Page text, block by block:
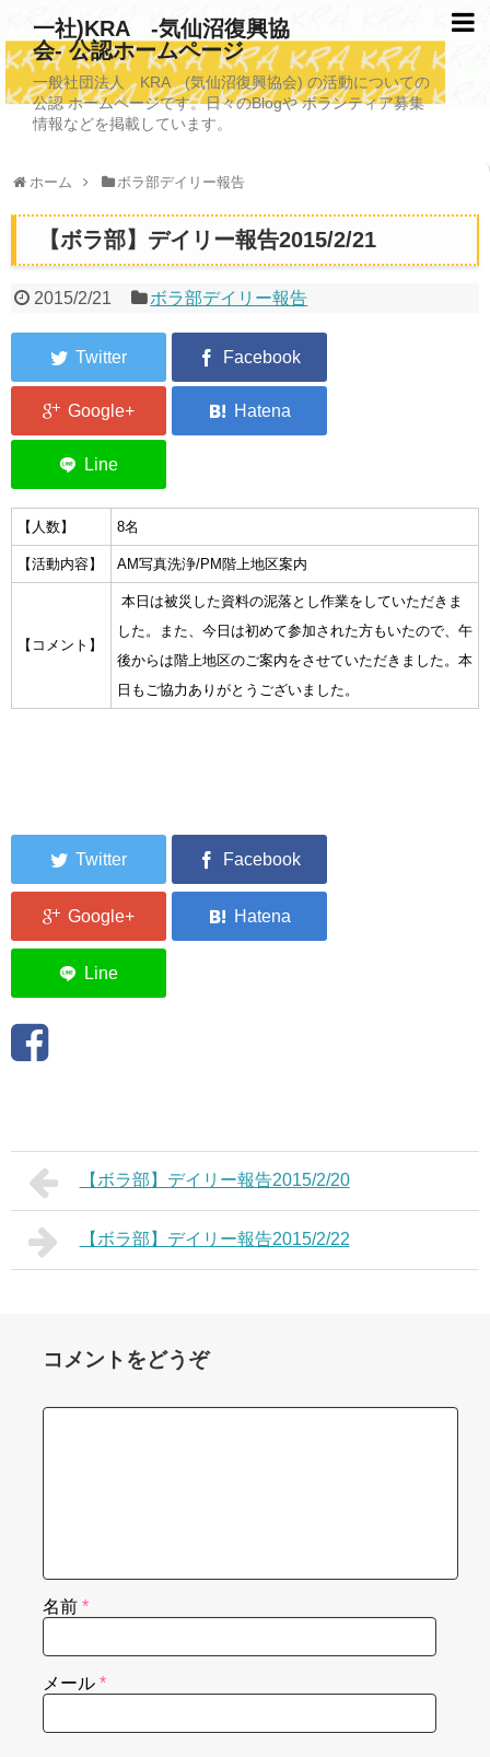
一社)KRA -気仙沼復興協
会- 公認ホームページ
一般社団法人 KRA (気仙沼復興協会) の活動についての
公認 ホームページです。日々のBlogや ボランティア募集
情報などを掲載しています。
ホーム ボラ部デイリー報告
【ボラ部】デイリー報告2015/2/21
2015/2/21 ボラ部デイリー報告
【人数】 8名
【活動内容】 AM写真洗浄/PM階上地区案内
【コメント】
本日は被災した資料の泥落とし作業をしていただきま
した。また、今日は初めて参加された方もいたので、午
後からは階上地区のご案内をさせていただきました。本
日もご協力ありがとうございました。
【ボラ部】デイリー報告2015/2/20
【ボラ部】デイリー報告2015/2/22
コメントをどうぞ
名前 *
メール *
TOPページ
KRAについて
写真救済事業
福祉事業
埋蔵発掘/資料整備事業
2026年3月11日捜索活動ボランティア募集 NEW
集中捜索活動の記録
ボランティア募集要項
ボランティアさん集合写真館
被災者支援活動【休止中】
KRA BLOG
リンク
お問い合わせ